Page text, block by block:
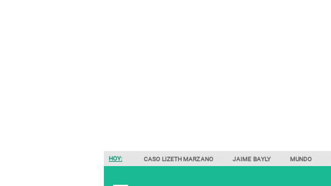
HOY: CASO LIZETH MARZANO JAIME BAYLY MUNDO